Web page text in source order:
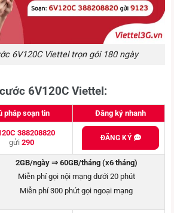
6V120C Viettel trọn gói 180 ngày
6V120C Viettel:
pháp soạn tin Đăng ký nhanh
388208820
gửi 290 ĐĂNG KÝ
2GB/ngày ⇒ 60GB/tháng (x6 tháng)
Miễn phí gọi nội mạng dưới 20 phút
Miễn phí 300 phút gọi ngoại mạng